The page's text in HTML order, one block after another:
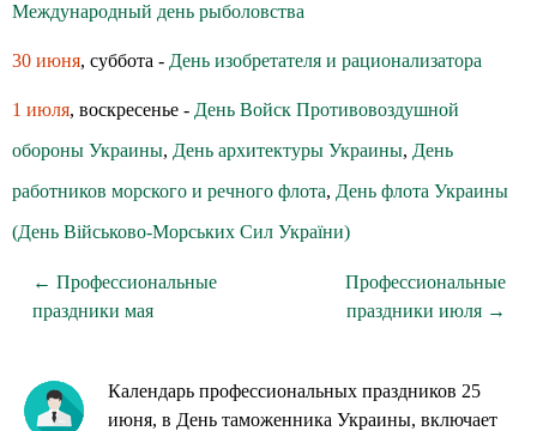
Международный день рыболовства
30 июня, суббота - День изобретателя и рационализатора
1 июля, воскресенье - День Войск Противовоздушной
обороны Украины, День архитектуры Украины, День
работников морского и речного флота, День флота Украины
(День Військово-Морських Сил України)
← Профессиональные
праздники мая
Профессиональные
праздники июля →
Календарь профессиональных праздников 25
июня, в День таможенника Украины, включает